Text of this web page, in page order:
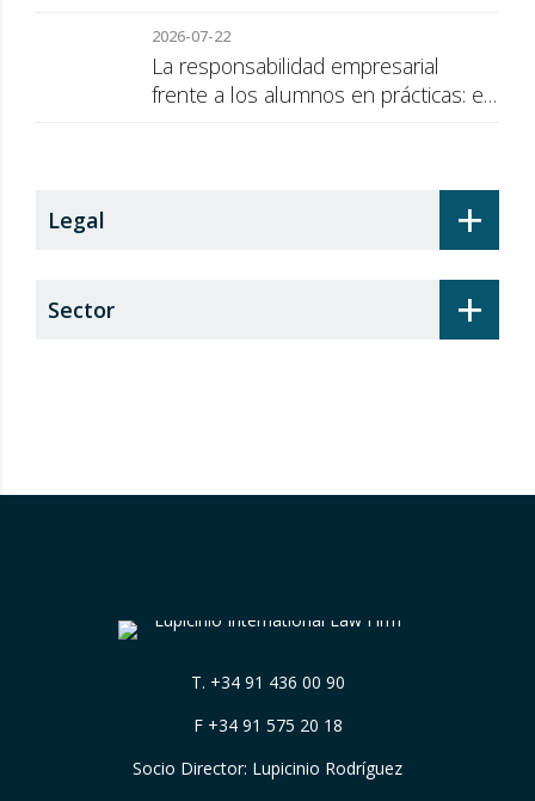
2026-07-22
La responsabilidad empresarial
frente a los alumnos en prácticas: el
+
Legal
+
Sector
T. +34 91 436 00 90
F +34 91 575 20 18
Socio Director: Lupicinio Rodríguez